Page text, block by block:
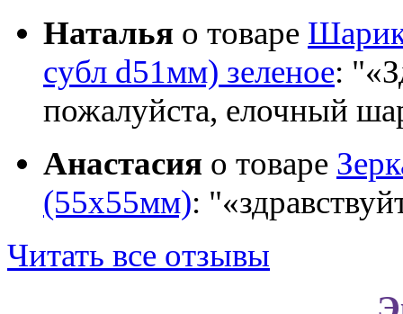
Наталья о товаре
субл d51мм) зеленое:
пожалуйста, елочный
Анастасия о товаре
(55х55мм):
Читать все отзывы